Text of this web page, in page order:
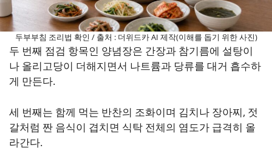
두부부침 조리법 확인 / 출처 : 더위드카 AI 제작(이해를 돕기 위한 사진)
두 번째 점검 항목인 양념장은 간장과 참기름에 설탕이
나 올리고당이 더해지면서 나트륨과 당류를 대거 흡수하
게 만든다.
세 번째는 함께 먹는 반찬의 조화이며 김치나 장아찌, 젓
갈처럼 짠 음식이 겹치면 식탁 전체의 염도가 급격히 올
라간다.